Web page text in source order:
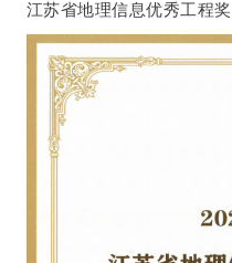
江苏省地理信息优秀工程